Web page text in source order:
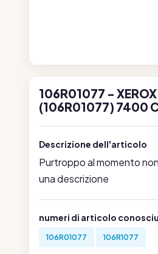
106R01077 - XEROX
(106R01077) 7400
Descrizione dell'articolo
Purtroppo al momento
una descrizione
numeri di articolo
106R01077 106R1077